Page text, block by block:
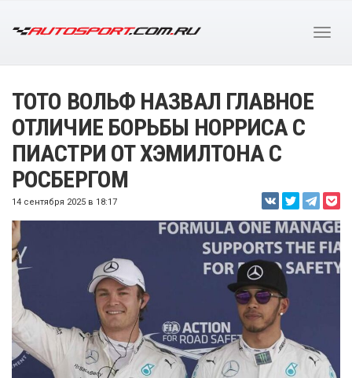
ТОТО ВОЛЬФ НАЗВАЛ ГЛАВНОЕ
ОТЛИЧИЕ БОРЬБЫ НОРРИСА С
ПИАСТРИ ОТ ХЭМИЛТОНА С
РОСБЕРГОМ
14 сентября 2025 в 18:17